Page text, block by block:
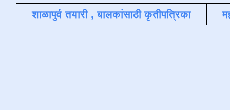
शाळापुर्व तयारी , बालकांसाठी कृतीपत्रिका